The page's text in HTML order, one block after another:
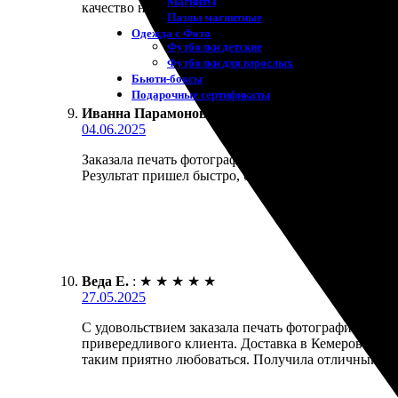
Пазлы магнитные
Одежда с Фото
Футболки детские
Футболки для взрослых
Бьюти-боксы
Подарочные сертификаты
качество на высоте. Рамка идеально подошла, фото
Иванна Парамонова
04.06.2025
Заказала печать фотографии 10х10 с рамкой.
Результат пришел быстро, был упакован надежно.
Веда Е. : ★ ★ ★ ★ ★
27.05.2025
С удовольствием заказала печать фотографии
привередливого клиента. Доставка в Кемерово
таким приятно любоваться. Получила отличный